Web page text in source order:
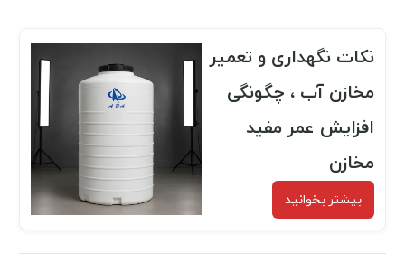
نکات نگهداری و تعمیر
مخازن آب ، چگونگی
افزایش عمر مفید
مخازن
بیشتر بخوانید